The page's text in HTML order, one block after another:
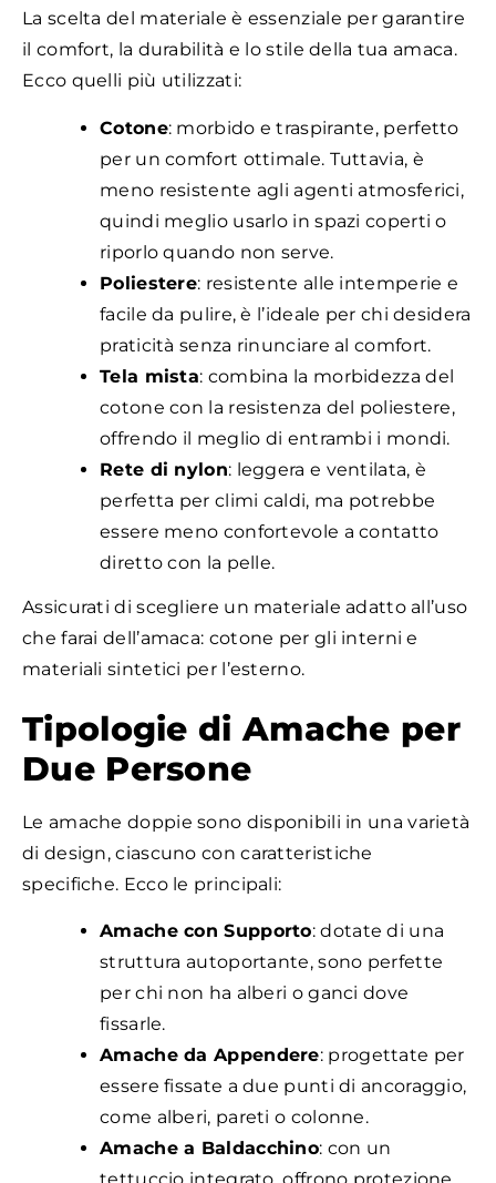
La scelta del materiale è essenziale per garantire
il comfort, la durabilità e lo stile della tua amaca.
Ecco quelli più utilizzati:
Cotone: morbido e traspirante, perfetto
per un comfort ottimale. Tuttavia, è
meno resistente agli agenti atmosferici,
quindi meglio usarlo in spazi coperti o
riporlo quando non serve.
Poliestere: resistente alle intemperie e
facile da pulire, è l’ideale per chi desidera
praticità senza rinunciare al comfort.
Tela mista: combina la morbidezza del
cotone con la resistenza del poliestere,
offrendo il meglio di entrambi i mondi.
Rete di nylon: leggera e ventilata, è
perfetta per climi caldi, ma potrebbe
essere meno confortevole a contatto
diretto con la pelle.
Assicurati di scegliere un materiale adatto all’uso
che farai dell’amaca: cotone per gli interni e
materiali sintetici per l’esterno.
Tipologie di Amache per
Due Persone
Le amache doppie sono disponibili in una varietà
di design, ciascuno con caratteristiche
specifiche. Ecco le principali:
Amache con Supporto: dotate di una
struttura autoportante, sono perfette
per chi non ha alberi o ganci dove
fissarle.
Amache da Appendere: progettate per
essere fissate a due punti di ancoraggio,
come alberi, pareti o colonne.
Amache a Baldacchino: con un